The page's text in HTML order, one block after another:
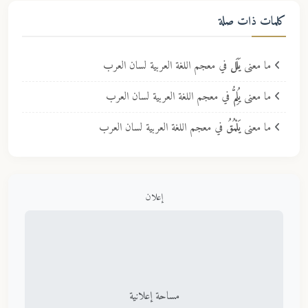
كلمات ذات صلة
ما معنىيَلَل في معجم اللغة العربية لسان العرب
ما معنىيُلِمُّفي معجم اللغة العربية لسان العرب
ما معنىيَلْمُقُ في معجم اللغة العربية لسان العرب
إعلان
مساحة إعلانية